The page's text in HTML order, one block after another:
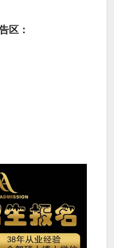
区：